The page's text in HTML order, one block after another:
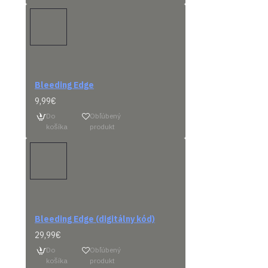
Bleeding Edge
9,99€
Do
košíka
Obľúbený
produkt
Bleeding Edge (digitálny kód)
29,99€
Do
košíka
Obľúbený
produkt